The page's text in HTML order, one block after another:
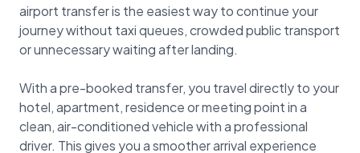
airport transfer is the easiest way to continue your
journey without taxi queues, crowded public transport
or unnecessary waiting after landing.
With a pre-booked transfer, you travel directly to your
hotel, apartment, residence or meeting point in a
clean, air-conditioned vehicle with a professional
driver. This gives you a smoother arrival experience